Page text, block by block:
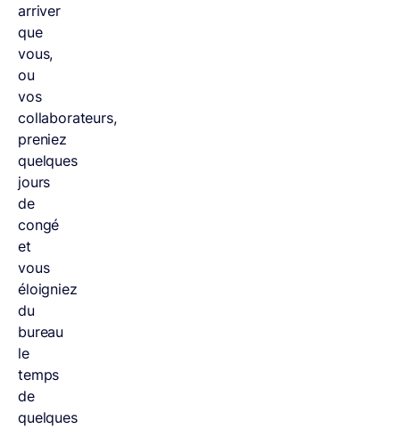
arriver
que
vous,
ou
vos
collaborateurs,
preniez
quelques
jours
de
congé
et
vous
éloigniez
du
bureau
le
temps
de
quelques